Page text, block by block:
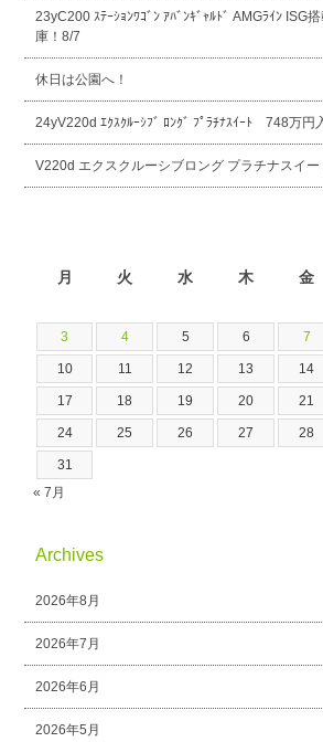
23yC200 ｽﾃｰｼｮﾝﾜｺﾞﾝ ｱﾊﾞﾝｷﾞｬﾙﾄﾞ AMGﾗｲﾝ ISG
庫！8/7
休日は公園へ！
24yV220d ｴｸｽｸﾙｰｼﾌﾞ ﾛﾝｸﾞ ﾌﾟﾗﾁﾅｽｲｰﾄ 748万円
V220d エクスクルーシブロング プラチナスイー
月 火 水 木 金
3 4 5 6 7
10 11 12 13 14
17 18 19 20 21
24 25 26 27 28
31
« 7月
Archives
2026年8月
2026年7月
2026年6月
2026年5月